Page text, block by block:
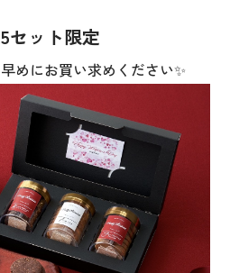
セット限定
めにお買い求めください✨